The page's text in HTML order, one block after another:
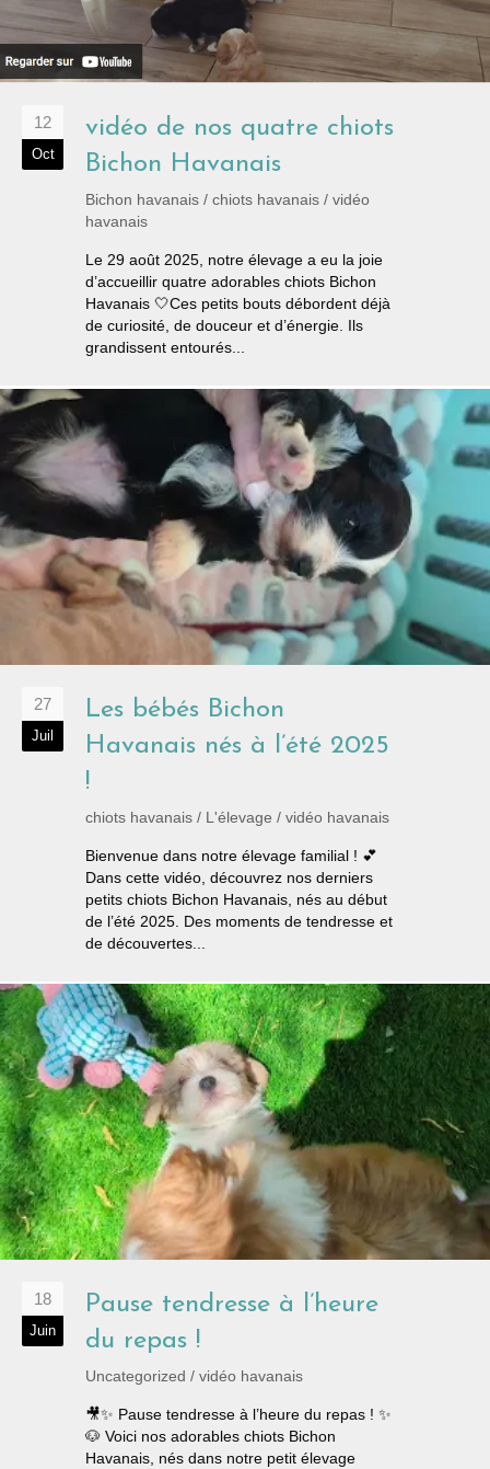
12
Oct
vidéo de nos quatre chiots
Bichon Havanais
Bichon havanais / chiots havanais / vidéo
havanais
Le 29 août 2025, notre élevage a eu la joie
d’accueillir quatre adorables chiots Bichon
Havanais 🤍Ces petits bouts débordent déjà
de curiosité, de douceur et d’énergie. Ils
grandissent entourés...
27
Juil
Les bébés Bichon
Havanais nés à l’été 2025
!
chiots havanais / L'élevage / vidéo havanais
Bienvenue dans notre élevage familial ! 💕
Dans cette vidéo, découvrez nos derniers
petits chiots Bichon Havanais, nés au début
de l’été 2025. Des moments de tendresse et
de découvertes...
18
Juin
Pause tendresse à l’heure
du repas !
Uncategorized / vidéo havanais
🎥✨ Pause tendresse à l’heure du repas ! ✨
🐶 Voici nos adorables chiots Bichon
Havanais, nés dans notre petit élevage